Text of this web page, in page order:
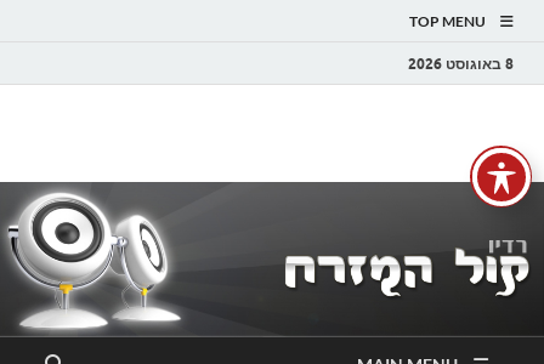
TOP MENU
8 באוגוסט 2026
רדיו קול המזרח
רדיו מזרחית | מוזיקה מזרחית | ים תיכוני | קול המזרח FM